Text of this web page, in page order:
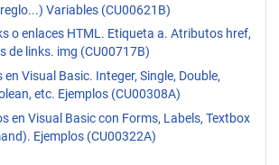
Variables (CU00621B)
o enlaces HTML. Etiqueta a. Atributos href,
de links. img (CU00717B)
Visual Basic. Integer, Single, Double,
etc. Ejemplos (CU00308A)
en Visual Basic con Forms, Labels, Textbox
Ejemplos (CU00322A)